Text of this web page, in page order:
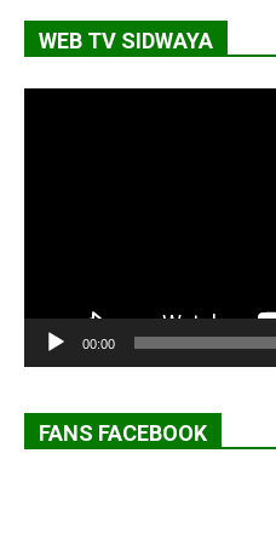
WEB TV SIDWAYA
00:00
FANS FACEBOOK